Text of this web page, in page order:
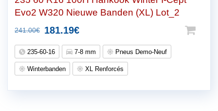
Evo2 W320 Nieuwe Banden (XL) Lot_2
241.00€
Oorspronkelijke
prijs
was:
241.00€.
181.19€Huidige
prijs
is:
181.19€.
235-60-16 7-8 mm Pneus Demo-Neuf
Winterbanden XL Renforcés